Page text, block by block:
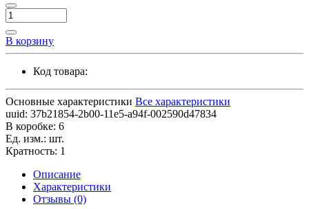
В корзину
Код товара:
Основные характеристики Все характеристики
uuid: 37b21854-2b00-11e5-a94f-002590d47834
В коробке: 6
Ед. изм.: шт.
Кратность: 1
Описание
Характеристики
Отзывы (0)